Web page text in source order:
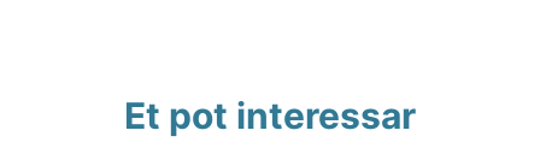
Et pot interessar